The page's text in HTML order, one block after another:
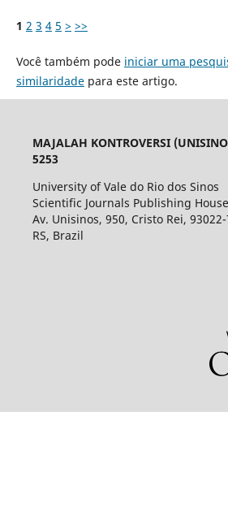
1 2 3 4 5 > >>
Você também pode iniciar uma
similaridadepara este artigo.
MAJALAH KONTROVERSI
5253
University of Vale do Rio dos Sinos
Scientific Journals Publishing House
Av. Unisinos, 950, Cristo Rei,
RS, Brazil